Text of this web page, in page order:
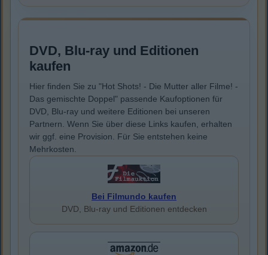
DVD, Blu-ray und Editionen
kaufen
Hier finden Sie zu "Hot Shots! - Die Mutter aller Filme! -
Das gemischte Doppel" passende Kaufoptionen für
DVD, Blu-ray und weitere Editionen bei unseren
Partnern. Wenn Sie über diese Links kaufen, erhalten
wir ggf. eine Provision. Für Sie entstehen keine
Mehrkosten.
Bei Filmundo kaufen
DVD, Blu-ray und Editionen entdecken